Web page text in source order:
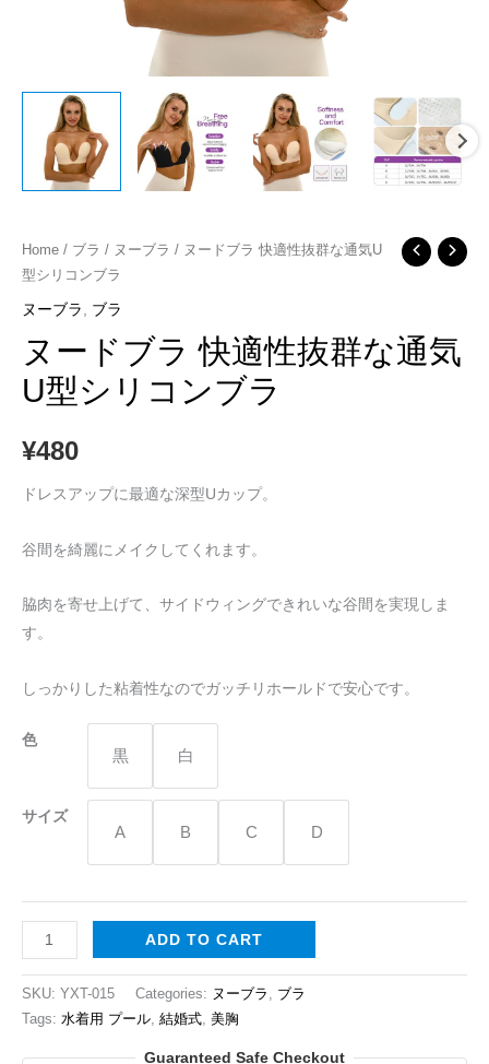
Home / ブラ / ヌーブラ / ヌードブラ 快適性抜群な通気U
型シリコンブラ
ヌーブラ ブラ
ヌードブラ 快適性抜群な通気
U型シリコンブラ
¥480
ドレスアップに最適な深型Uカップ。
谷間を綺麗にメイクしてくれます。
脇肉を寄せ上げて、サイドウィングできれいな谷間を実現しま
す。
しっかりした粘着性なのでガッチリホールドで安心です。
色
黒 白
サイズ
A B C D
ヌ
ー
ド
ラ
快
性
群
通
コ
ラ
ADD TO CART
SKU: YXT-015 Categories: ヌーブラ , ブラ
Tags: 水着用 プール, 結婚式, 美胸
Guaranteed Safe Checkout